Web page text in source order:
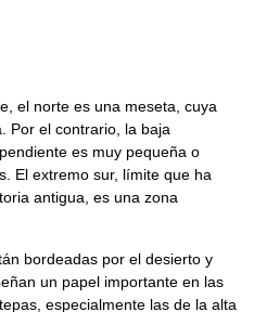
el norte es una meseta, cuya
Por el contrario, la baja
es muy pequeña o
El extremo sur, límite que ha
antigua, es una zona
bordeadas por el desierto y
un papel importante en las
especialmente las de la alta